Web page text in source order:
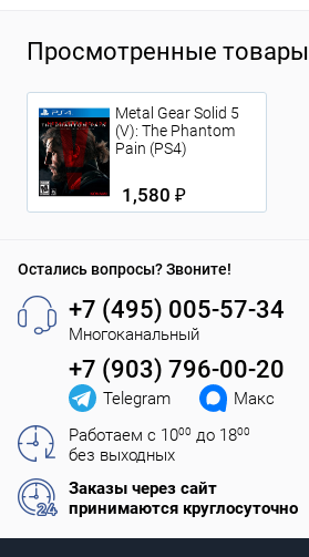
Просмотренные товары
Metal Gear Solid 5
(V): The Phantom
Pain (PS4)
1,580 ₽
Остались вопросы? Звоните!
+7 (495) 005-57-34
Многоканальный
+7 (903) 796-00-20
Telegram
Макс
Работаем с 1000 до 1800
без выходных
Заказы через сайт
принимаются круглосуточно